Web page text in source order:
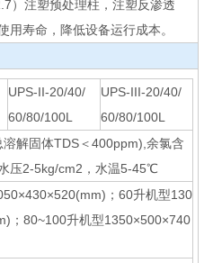
）注塑预处理柱，注塑反渗透
用寿命，降低设备运行成本。
UPS-II-20/40/
60/80/100L
UPS-III-20/40/
60/80/100L
解固体TDS＜400ppm),余氯含
压2-5kg/cm2，水温5-45℃
；60升机型130
；80~100升机型1350×500×740